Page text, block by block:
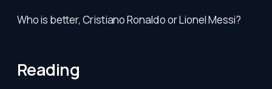
Who is better, Cristiano Ronaldo or Lionel Messi?
Reading